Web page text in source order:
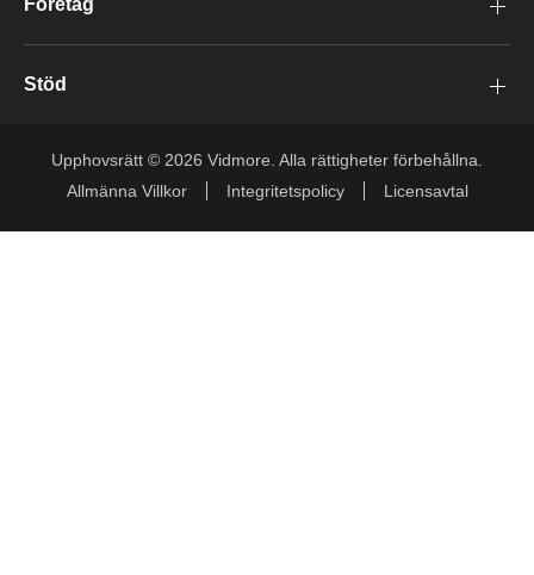
Företag
Stöd
Upphovsrätt © 2026 Vidmore. Alla rättigheter förbehållna.
Allmänna Villkor
Integritetspolicy Licensavtal